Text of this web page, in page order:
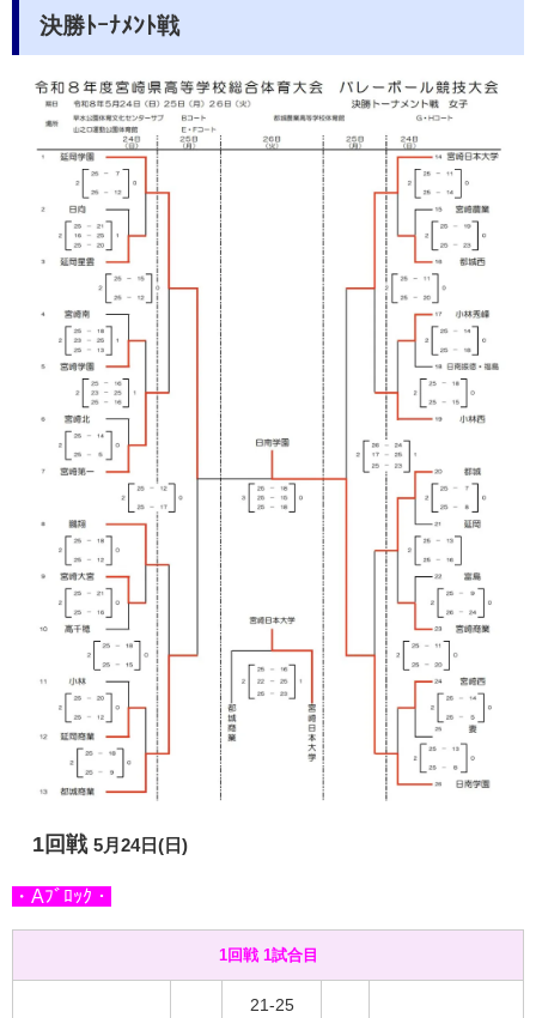
決勝ﾄｰﾅﾒﾝﾄ戦
1回戦 5月24日(日)
・Aﾌﾞﾛｯｸ・
1回戦 1試合目
21-25